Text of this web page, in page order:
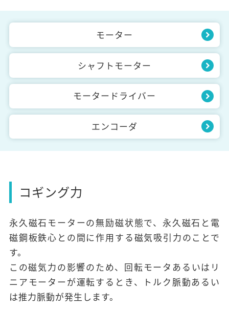
モーター
シャフトモーター
モータードライバー
エンコーダ
コギング力
永久磁石モーターの無励磁状態で、永久磁石と電
磁鋼板鉄心との間に作用する磁気吸引力のことで
す。
この磁気力の影響のため、回転モータあるいはリ
ニアモーターが運転するとき、トルク脈動あるい
は推力脈動が発生します。